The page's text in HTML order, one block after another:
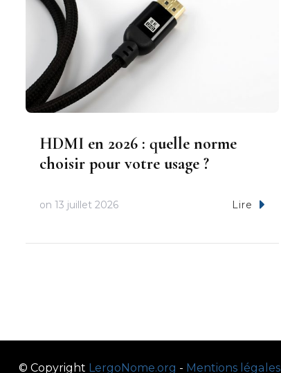
HDMI en 2026 : quelle norme
choisir pour votre usage ?
on 13 juillet 2026 Lire
© Copyright LergoNome.org - Mentions légales